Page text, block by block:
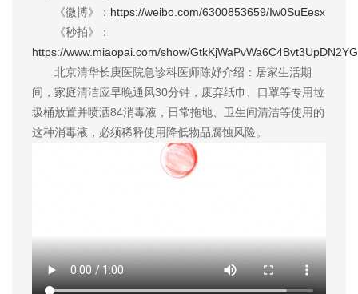
《微博》： https://weibo.com/6300853659/Iw0SuEesx
《秒拍》：
https://www.miaopai.com/show/
北京清华长庚医院急诊科医师陈妤介绍：居家生活期
间，家庭清洁应早晚通风30分钟，废弃纸巾、口罩等专用垃
圾桶放置并喷洒84消毒液，日常拖地、卫生间清洁等使用的
这种消毒液，必须稀释使用降低物品腐蚀风险。